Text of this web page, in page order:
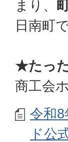
まり、
日南町
★たっ
商工会
令和
ド公